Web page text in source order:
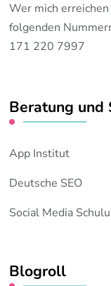
Wer mich
folgenden
171 220 7997
Beratung und
App Institut
Deutsche SEO
Social Media
Blogroll